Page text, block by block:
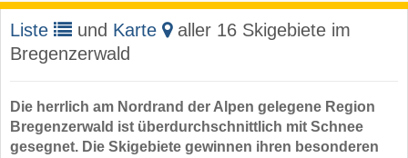
Liste und Karte
aller 16 Skigebiete im
Bregenzerwald
Die herrlich am Nordrand der Alpen gelegene Region
Bregenzerwald ist überdurchschnittlich mit Schnee
gesegnet. Die Skigebiete gewinnen ihren besonderen